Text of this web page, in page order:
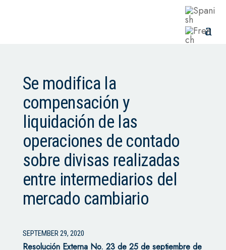
Se modifica la
compensación y
liquidación de las
operaciones de contado
sobre divisas realizadas
entre intermediarios del
mercado cambiario
SEPTEMBER 29, 2020
Resolución Externa No. 23 de 25 de septiembre de